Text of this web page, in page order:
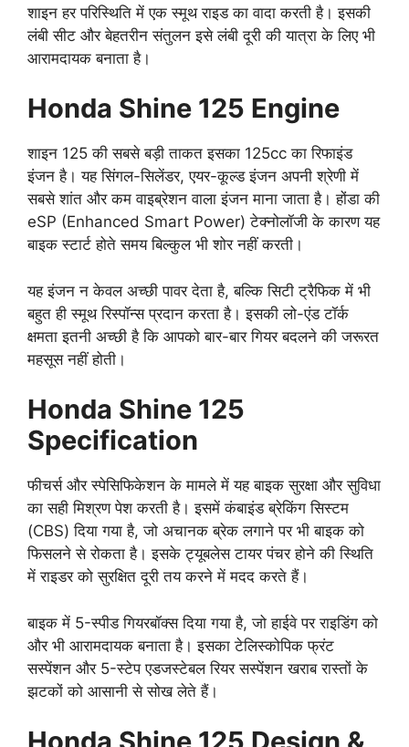
शाइन हर परिस्थिति में एक स्मूथ राइड का वादा करती है। इसकी
लंबी सीट और बेहतरीन संतुलन इसे लंबी दूरी की यात्रा के लिए भी
आरामदायक बनाता है।
Honda Shine 125 Engine
शाइन 125 की सबसे बड़ी ताकत इसका 125cc का रिफाइंड
इंजन है। यह सिंगल-सिलेंडर, एयर-कूल्ड इंजन अपनी श्रेणी में
सबसे शांत और कम वाइब्रेशन वाला इंजन माना जाता है। होंडा की
eSP (Enhanced Smart Power) टेक्नोलॉजी के कारण यह
बाइक स्टार्ट होते समय बिल्कुल भी शोर नहीं करती।
यह इंजन न केवल अच्छी पावर देता है, बल्कि सिटी ट्रैफिक में भी
बहुत ही स्मूथ रिस्पॉन्स प्रदान करता है। इसकी लो-एंड टॉर्क
क्षमता इतनी अच्छी है कि आपको बार-बार गियर बदलने की जरूरत
महसूस नहीं होती।
Honda Shine 125
Specification
फीचर्स और स्पेसिफिकेशन के मामले में यह बाइक सुरक्षा और सुविधा
का सही मिश्रण पेश करती है। इसमें कंबाइंड ब्रेकिंग सिस्टम
(CBS) दिया गया है, जो अचानक ब्रेक लगाने पर भी बाइक को
फिसलने से रोकता है। इसके ट्यूबलेस टायर पंचर होने की स्थिति
में राइडर को सुरक्षित दूरी तय करने में मदद करते हैं।
बाइक में 5-स्पीड गियरबॉक्स दिया गया है, जो हाईवे पर राइडिंग को
और भी आरामदायक बनाता है। इसका टेलिस्कोपिक फ्रंट
सस्पेंशन और 5-स्टेप एडजस्टेबल रियर सस्पेंशन खराब रास्तों के
झटकों को आसानी से सोख लेते हैं।